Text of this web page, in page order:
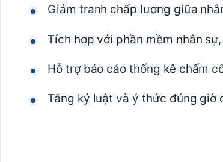
Giảm tranh chấp lương giữa
Tích hợp với phần mềm nhân
Hỗ trợ báo cáo thống kê chấm
Tăng kỷ luật và ý thức đúng giờ